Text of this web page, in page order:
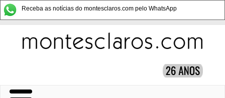
Receba as notícias do montesclaros.com pelo WhatsApp